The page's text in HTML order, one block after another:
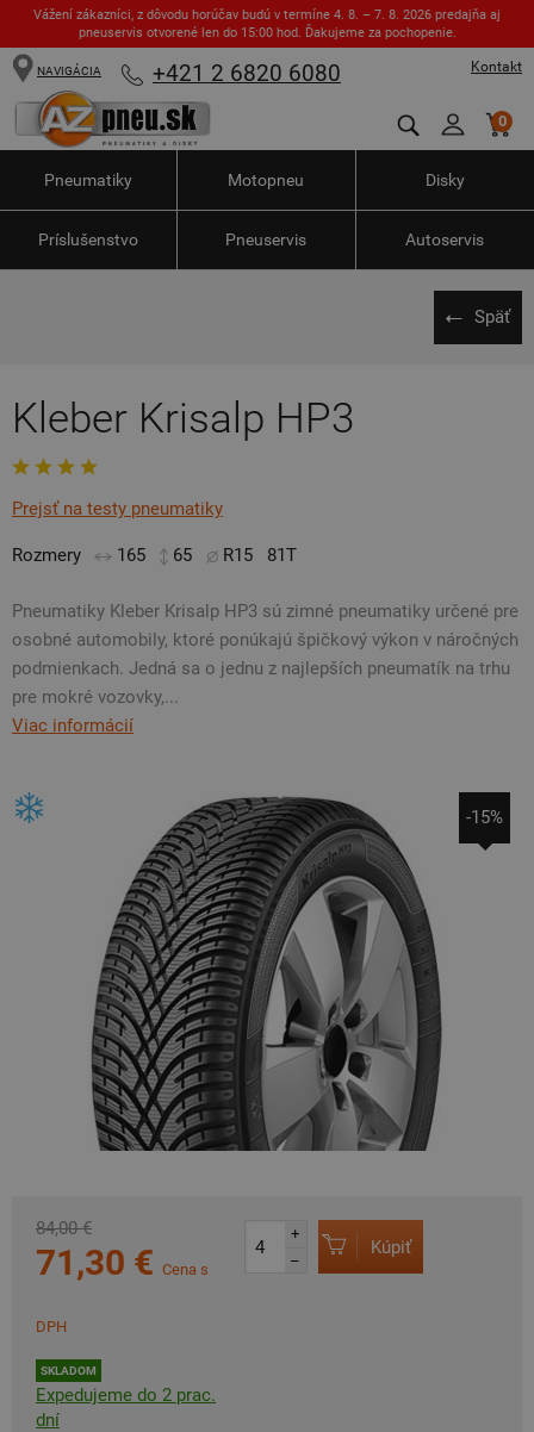
Vážení zákazníci, z dôvodu horúčav budú v termíne 4. 8. – 7. 8. 2026 predajňa aj
pneuservis otvorené len do 15:00 hod. Ďakujeme za pochopenie.
Kontakt
NAVIGÁCIA +421 2 6820 6080
0
Pneumatiky Motopneu Disky
Príslušenstvo Pneuservis Autoservis
Späť
Kleber Krisalp HP3
Prejsť na testy pneumatiky
Rozmery 165 65 R15 81T
Pneumatiky Kleber Krisalp HP3 sú zimné pneumatiky určené pre
osobné automobily, ktoré ponúkajú špičkový výkon v náročných
podmienkach. Jedná sa o jednu z najlepších pneumatík na trhu
pre mokré vozovky,...
Viac informácií
-15%
84,00 €
71,30 € Cena s
DPH
SKLADOM
Expedujeme do 2 prac.
dní
+
–
Kúpiť